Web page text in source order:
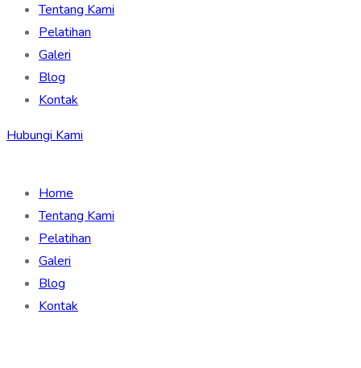
Tentang Kami
Pelatihan
Galeri
Blog
Kontak
Hubungi Kami
Home
Tentang Kami
Pelatihan
Galeri
Blog
Kontak